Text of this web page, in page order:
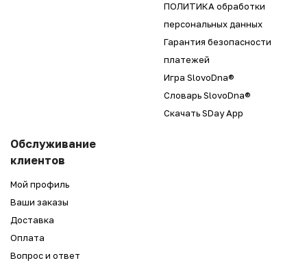
ПОЛИТИКА обработки
персональных данных
Гарантия безопасности
платежей
Игра SlovoDna®
Словарь SlovoDna®
Скачать SDay App
Обслуживание
клиентов
Мой профиль
Ваши заказы
Доставка
Оплата
Вопрос и ответ